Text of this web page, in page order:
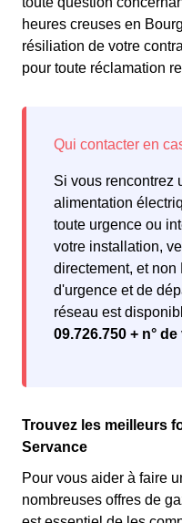
heures creuses en
résiliation de votre
pour toute réclamation
Si vous rencontrez
alimentation
toute urgence ou
votre installation,
directement, et
d'urgence et de
réseau est
09.726.750 + n°
Trouvez les meilleurs
Servance
Pour vous aider à faire
nombreuses offres de